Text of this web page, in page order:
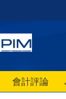
會計評論